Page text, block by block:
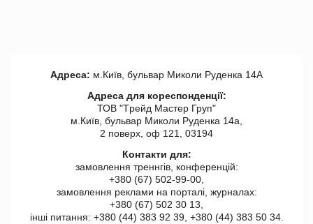
Адреса: м.Київ, бульвар Миколи Руденка 14А
Адреса для кореспонденції:
ТОВ "Tрейд Мастер Груп"
м.Київ, бульвар Миколи Руденка 14а,
2 поверх, оф 121, 03194
Контакти для:
замовлення треннгів, конференцій:
+380 (67) 502-99-00,
замовлення реклами на порталі, журналах:
+380 (67) 502 30 13,
інші питання: +380 (44) 383 92 39, +380 (44) 383 50 34.